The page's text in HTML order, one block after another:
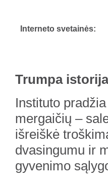
Interneto svetainės:
Trumpa
Instituto
mergaičių –
išreiškė
dvasingumu ir
gyvenimo